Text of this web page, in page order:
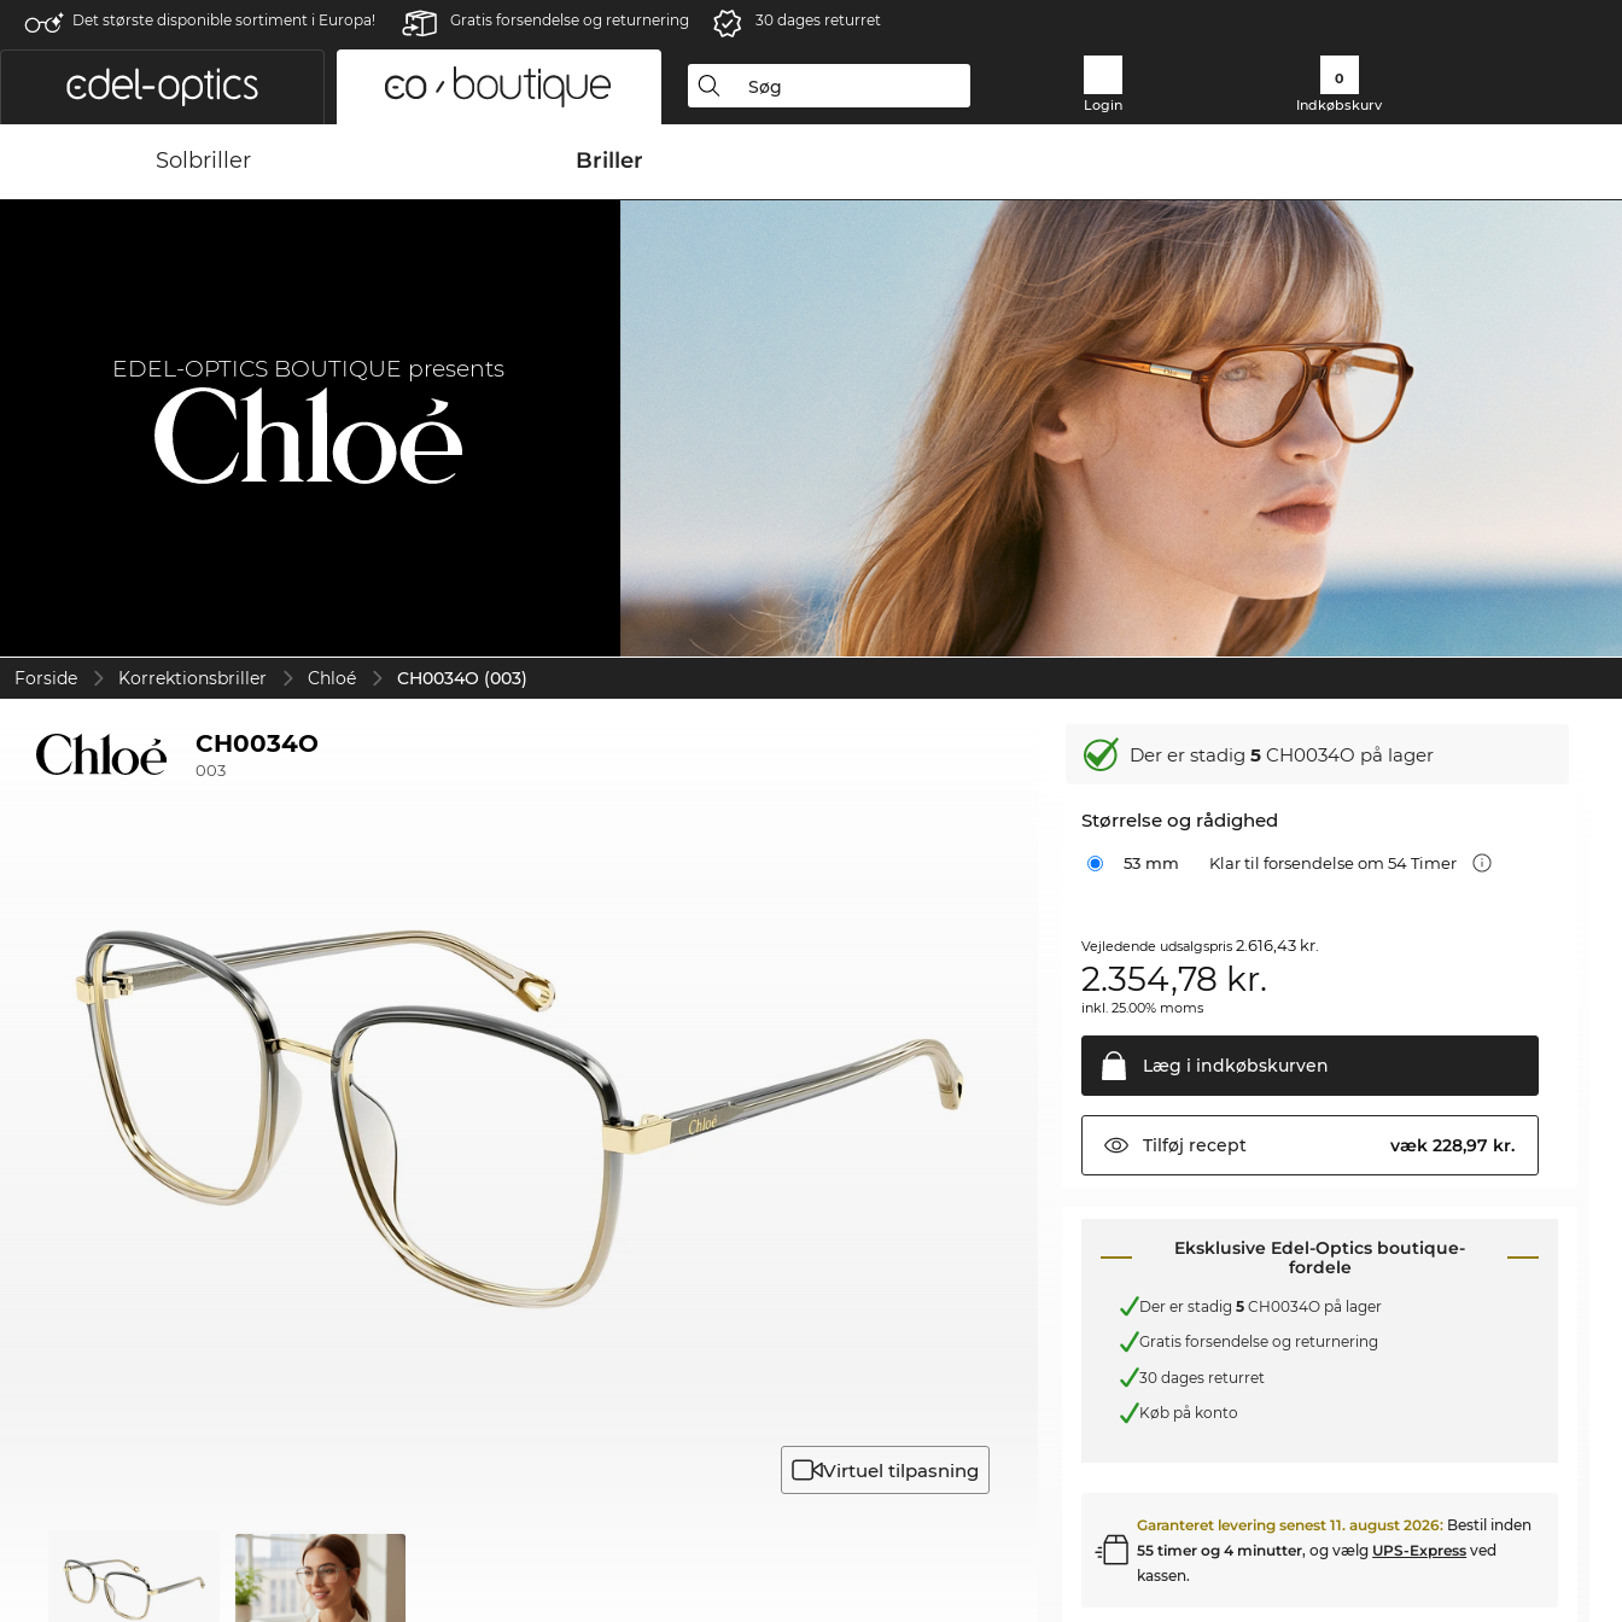
Det største disponible sortiment i Europa! Gratis forsendelse og returnering 30 dages returret
Login
0
Indkøbskurv
Solbriller Briller
EDEL-OPTICS BOUTIQUE presents
Forside Korrektionsbriller Chloé CH0034O (003)
CH0034O
003
Virtuel tilpasning
Der er stadig5 CH0034O på lager
Størrelse og rådighed
53 mm Klar til forsendelse om 54 Timer
Vejledende udsalgspris2.616,43 kr.
2.354,78 kr.
inkl. 25.00% moms
Læg i indkøbskurven
Tilføj recept væk 228,97 kr.
Eksklusive Edel-Optics boutique-
fordele
Der er stadig5 CH0034O på lager
Gratis forsendelse og returnering
30 dages returret
Køb på konto
Garanteret levering senest11. august 2026: Bestil inden
55 timer og 4 minutter, og vælg UPS-Express ved
kassen.